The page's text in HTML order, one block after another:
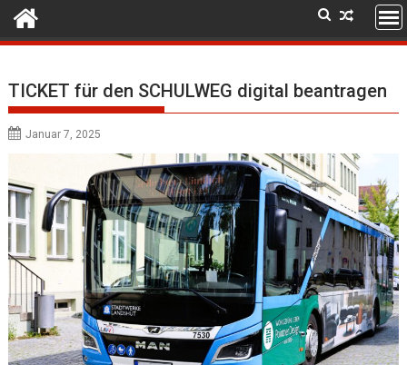
TICKET für den SCHULWEG digital beantragen
Januar 7, 2025